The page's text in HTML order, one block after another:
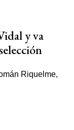
y va